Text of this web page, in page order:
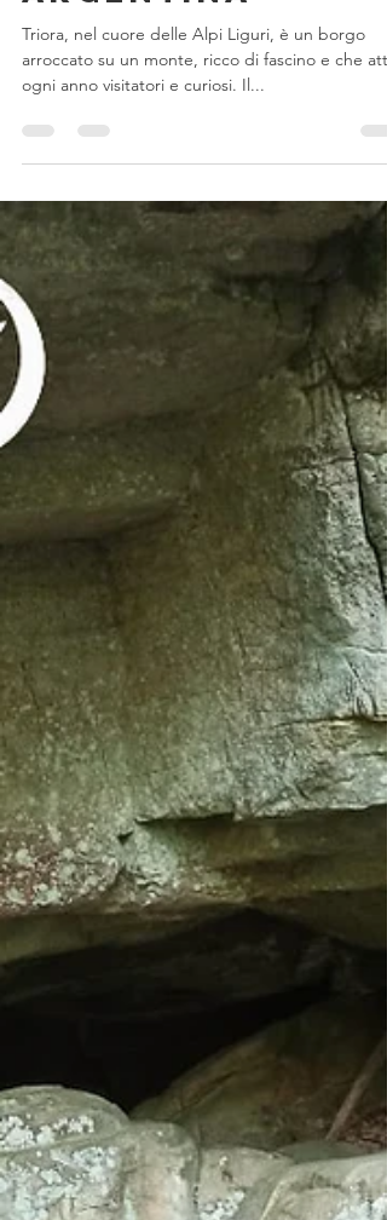
Da Dee a Bàgiue –
Storie di
streghe a
Triora, in Valle
Argentina
Triora, nel cuore delle Alpi Liguri, è un borgo
arroccato su un monte, ricco di fascino e che
ogni anno visitatori e curiosi. Il...